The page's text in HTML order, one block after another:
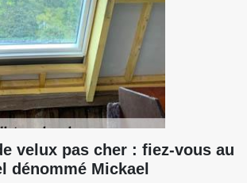
velux pas cher : fiez-vous au
dénommé Mickael